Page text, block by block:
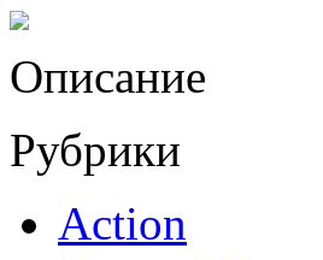
Описание
Рубрики
Action